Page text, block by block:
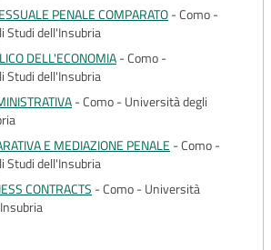
PENALE COMPARATO-Como -
Studi dell'Insubria
DELL'ECONOMIA-Como -
Studi dell'Insubria
-Como - Università degli
E MEDIAZIONE PENALE -Como -
Studi dell'Insubria
CONTRACTS -Como - Università